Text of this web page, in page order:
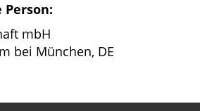
mbH
bei München, DE